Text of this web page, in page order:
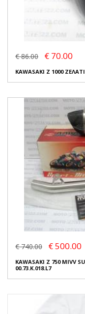
€ 86.00 € 70.00
KAWASAKI Z 1000
€ 740.00 € 500.00
KAWASAKI Z 750 MIVV
00.73.K.018.L7